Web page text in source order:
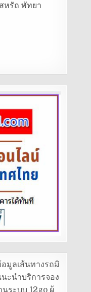
หรัถ พัทยา
มูลเส้นทางรถมิ
ะนำบริการจอง
ระบบ 12go ผู้